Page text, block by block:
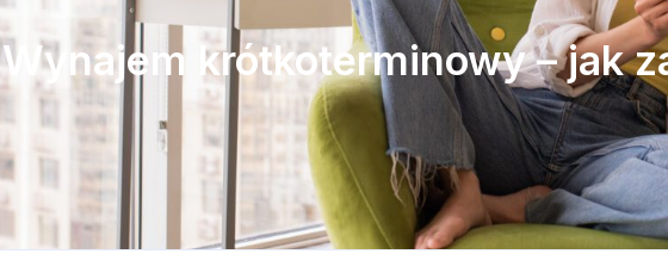
Wynajem krótkoterminowy – jak